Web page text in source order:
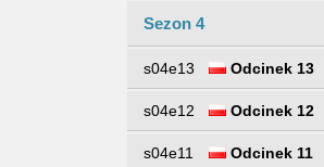
Sezon 4
s04e13 Odcinek 13
s04e12 Odcinek 12
s04e11 Odcinek 11